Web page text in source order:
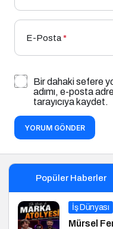
E-Posta*
Bir dahaki sefere
adımı, e-posta
tarayıcıya kaydet.
YORUM GÖNDER
Popüler Haberler
İş Dünyası
Mürsel